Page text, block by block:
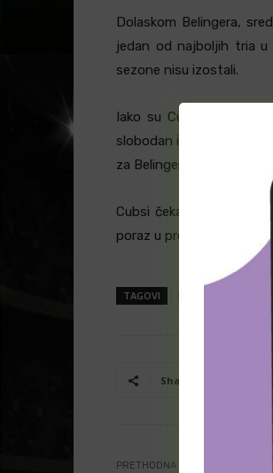
Dolaskom Belingera,
jedan od najboljih tria
sezone nisu izostali.
Iako su Cubsi izgubili
slobodan igrač iz
za Belingera!
Cubsi čekaju play off
poraz u prošlogodišnjem
TAGOVI
Share
PRETHODNA VEST